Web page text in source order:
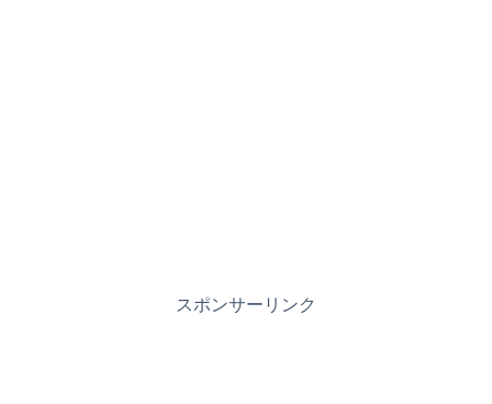
スポンサーリンク